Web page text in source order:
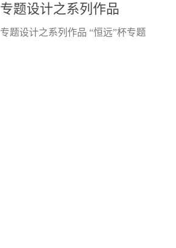
专题设计之系列作品
专题设计之系列作品 “恒远”杯专题